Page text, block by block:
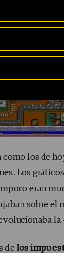
como los de
Los
eran
sobre el
de los